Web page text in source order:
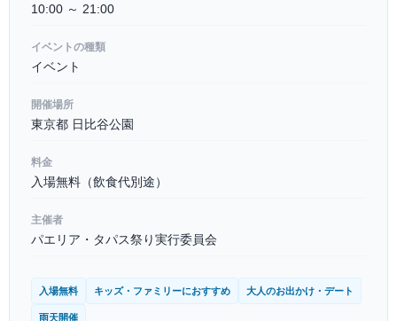
10:00 ～ 21:00
イベントの種類
イベント
開催場所
東京都 日比谷公園
料金
入場無料（飲食代別途）
主催者
パエリア・タパス祭り実行委員会
入場無料 キッズ・ファミリーにおすすめ 大人のお出かけ・デート
雨天開催